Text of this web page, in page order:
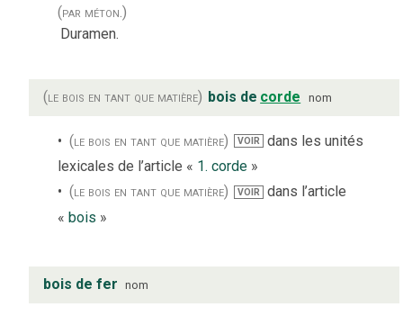
(par méton.)
Duramen.
(le bois en tant que matière) bois de corde nom
(le bois en tant que matière) VOIR
dans les unités
lexicales de l’article « 1. corde »
(le bois en tant que matière)
VOIR
dans l’article
« bois »
bois de fer nom